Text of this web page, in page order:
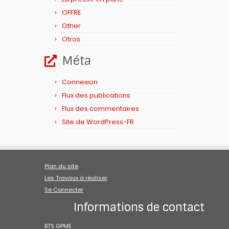
OFFRE
Other
Otros
Méta
Connexion
Flux des publications
Flux des commentaires
Site de WordPress-FR
Plan du site
Les Travaux à réaliser
Se Connecter
Informations de contact
BTS GPME